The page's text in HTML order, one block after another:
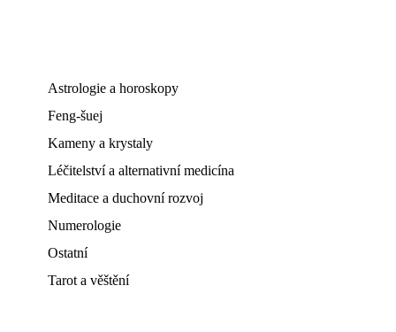
Astrologie a horoskopy
Feng-šuej
Kameny a krystaly
Léčitelství a alternativní medicína
Meditace a duchovní rozvoj
Numerologie
Ostatní
Tarot a věštění